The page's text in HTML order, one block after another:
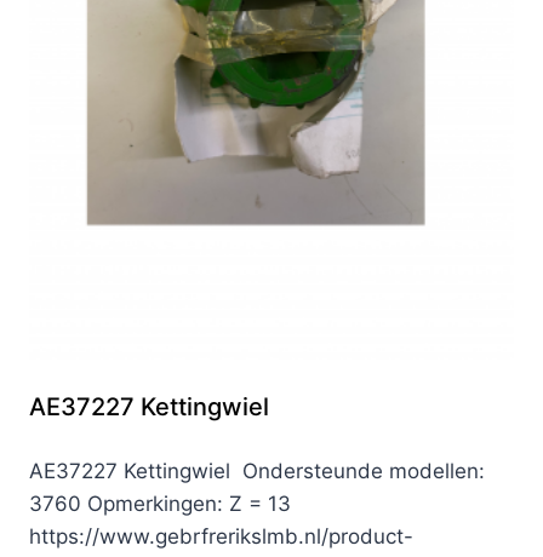
AE37227 Kettingwiel
AE37227 Kettingwiel Ondersteunde modellen:
3760 Opmerkingen: Z = 13
https://www.gebrfrerikslmb.nl/product-